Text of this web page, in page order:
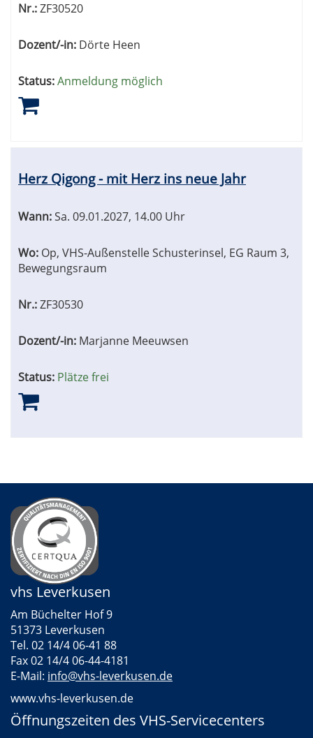
Nr.:ZF30520
Dozent/-in: Dörte Heen
Status:Anmeldung möglich
Herz Qigong - mit Herz ins neue Jahr
Wann:Sa. 09.01.2027, 14.00 Uhr
Wo: Op, VHS-Außenstelle Schusterinsel, EG Raum 3,
Bewegungsraum
Nr.:ZF30530
Dozent/-in: Marjanne Meeuwsen
Status: Plätze frei
vhs Leverkusen
Am Büchelter Hof 9
51373 Leverkusen
Tel. 02 14/4 06-41 88
Fax 02 14/4 06-44-4181
E-Mail: info@vhs-leverkusen.de
www.vhs-leverkusen.de
Öffnungszeiten des VHS-Servicecenters